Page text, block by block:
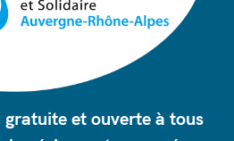
et ouverte à tous